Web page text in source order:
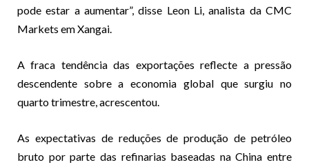
pode estar a aumentar”, disse Leon Li, analista da CMC
Markets em Xangai.
A fraca tendência das exportações reflecte a pressão
descendente sobre a economia global que surgiu no
quarto trimestre, acrescentou.
As expectativas de reduções de produção de petróleo
bruto por parte das refinarias baseadas na China entre